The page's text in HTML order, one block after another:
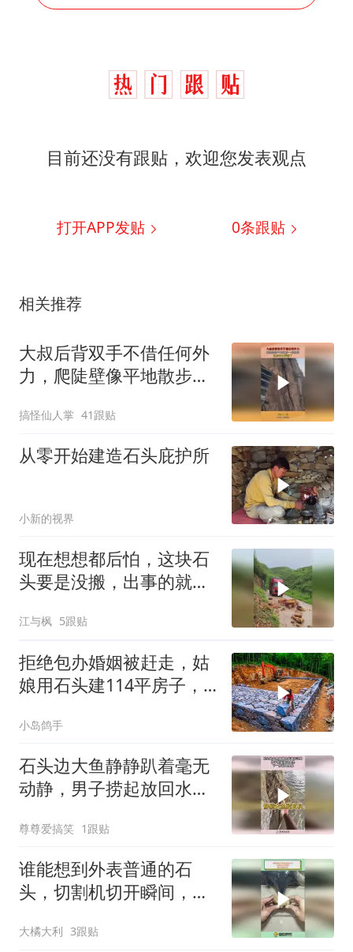
目前还没有跟贴，欢迎您发表观点
打开APP发贴 0条跟贴
相关推荐
大叔后背双手不借任何外
力，爬陡壁像平地散步一
搞怪仙人掌 41跟贴
从零开始建造石头庇护所
小新的视界
现在想想都后怕，这块石
头要是没搬，出事的就是
江与枫 5跟贴
拒绝包办婚姻被赶走，姑
娘用石头建114平房子，
小岛鸽手
石头边大鱼静静趴着毫无
动静，男子捞起放回水
尊尊爱搞笑 1跟贴
谁能想到外表普通的石
头，切割机切开瞬间，橙
大橘大利 3跟贴